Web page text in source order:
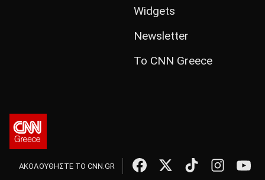
Widgets
Newsletter
Το CNN Greece
ΑΚΟΛΟΥΘΗΣΤΕ ΤΟ CNN.GR